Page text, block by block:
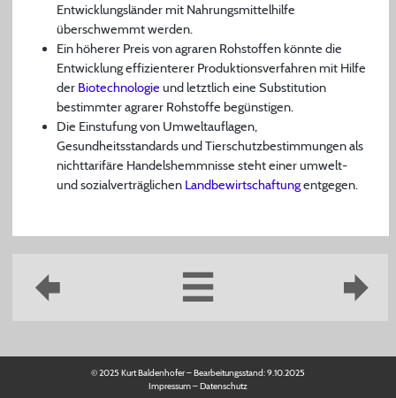
Entwicklungsländer mit Nahrungsmittelhilfe
überschwemmt werden.
Ein höherer Preis von agraren Rohstoffen könnte die
Entwicklung effizienterer Produktionsverfahren mit Hilfe
der Biotechnologie und letztlich eine Substitution
bestimmter agrarer Rohstoffe begünstigen.
Die Einstufung von Umweltauflagen,
Gesundheitsstandards und Tierschutzbestimmungen als
nichttarifäre Handelshemmnisse steht einer umwelt-
und sozialverträglichen Landbewirtschaftungentgegen.
© 2025 Kurt Baldenhofer – Bearbeitungsstand:9.10.2025
Impressum–Datenschutz